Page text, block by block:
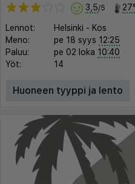
3,5/5
Lennot: Helsinki - Kos
Meno:
pe 18 syys 12:25
Paluu:
pe 02 loka 10:40
Yöt:
14
Huoneen tyyppi ja lento